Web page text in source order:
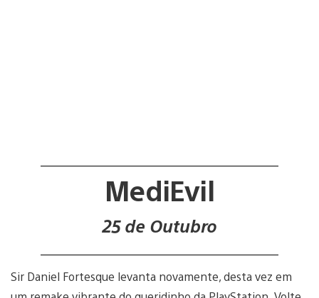
MediEvil
25 de Outubro
Sir Daniel Fortesque levanta novamente, desta vez em